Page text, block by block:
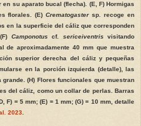
su aparato bucal (flecha). (E, F) Hormigas
florales. (E)Crematogastersp. recoge en
en la superficie del cáliz que corresponden
Camponotus cf. sericeiventris visitando
de aproximadamente 40 mm que muestra
superior derecha del cáliz y pequeñas
en la porción izquierda (detalle), las
(H) Flores funcionales que muestran
del cáliz, como un collar de perlas. Barras
F) = 5 mm; (E) = 1 mm; (G) = 10 mm, detalle
2023.